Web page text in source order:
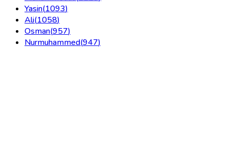
Yasin(1093)
Ali(1058)
Osman(957)
Nurmuhammed(947)